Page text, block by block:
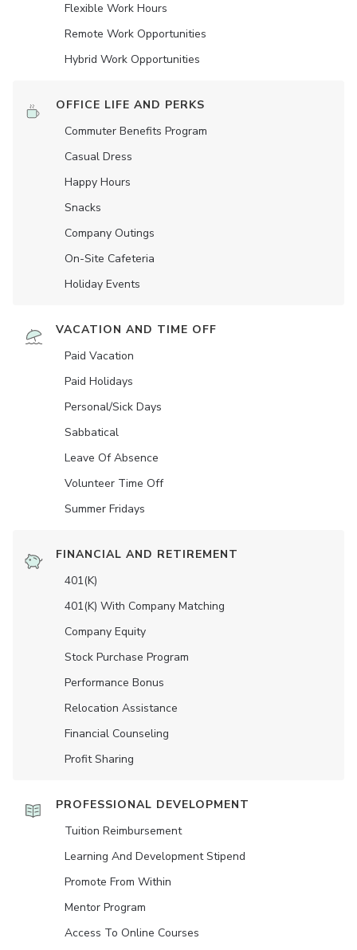
Flexible Work Hours
Remote Work Opportunities
Hybrid Work Opportunities
OFFICE LIFE AND PERKS
Commuter Benefits Program
Casual Dress
Happy Hours
Snacks
Company Outings
On-Site Cafeteria
Holiday Events
VACATION AND TIME OFF
Paid Vacation
Paid Holidays
Personal/Sick Days
Sabbatical
Leave Of Absence
Volunteer Time Off
Summer Fridays
FINANCIAL AND RETIREMENT
401(K)
401(K) With Company Matching
Company Equity
Stock Purchase Program
Performance Bonus
Relocation Assistance
Financial Counseling
Profit Sharing
PROFESSIONAL DEVELOPMENT
Tuition Reimbursement
Learning And Development Stipend
Promote From Within
Mentor Program
Access To Online Courses